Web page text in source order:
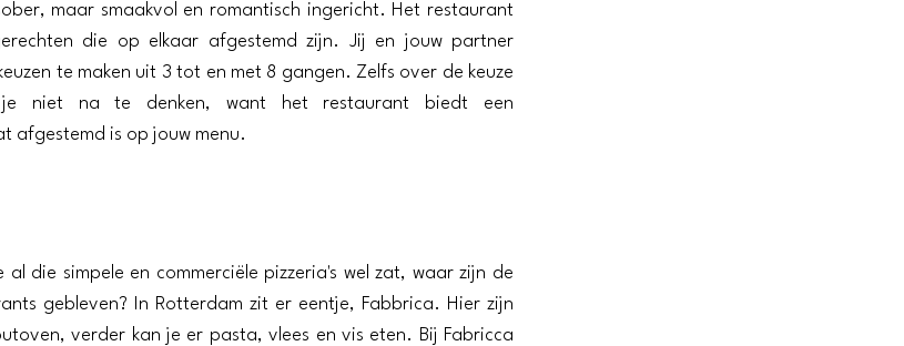
maar smaakvol en romantisch ingericht. Het restaurant
die op elkaar afgestemd zijn. Jij en jouw partner
te maken uit 3 tot en met 8 gangen. Zelfs over de keuze
niet na te denken, want het restaurant biedt een
afgestemd is op jouw menu.
al die simpele en commerciële pizzeria's wel zat, waar zijn de
gebleven? In Rotterdam zit er eentje, Fabbrica. Hier zijn
verder kan je er pasta, vlees en vis eten. Bij Fabricca